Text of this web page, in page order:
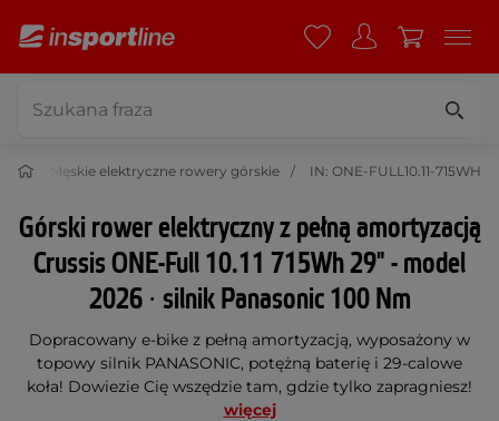
Męskie elektryczne rowery górskie IN: ONE-FULL10.11-715WH
Górski rower elektryczny z pełną amortyzacją
Crussis ONE-Full 10.11 715Wh 29" - model
2026 ∙ silnik Panasonic 100 Nm
Dopracowany e-bike z pełną amortyzacją, wyposażony w
topowy silnik PANASONIC, potężną baterię i 29-calowe
koła! Dowiezie Cię wszędzie tam, gdzie tylko zapragniesz!
więcej